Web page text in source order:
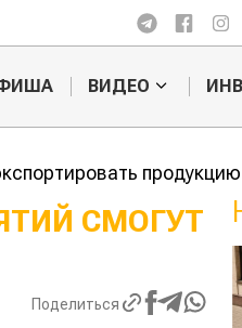
ВИДЕО
СМОГУТ
Поделиться
продуктивность
мясного скота